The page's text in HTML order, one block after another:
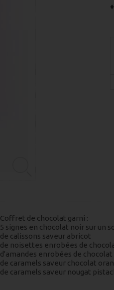
Coffret de chocolat garni :
5 signes en chocolat noir sur un
de calissons saveur abricot
de noisettes enrobées de
d'amandes enrobées de
de caramels saveur chocolat
de caramels saveur nougat